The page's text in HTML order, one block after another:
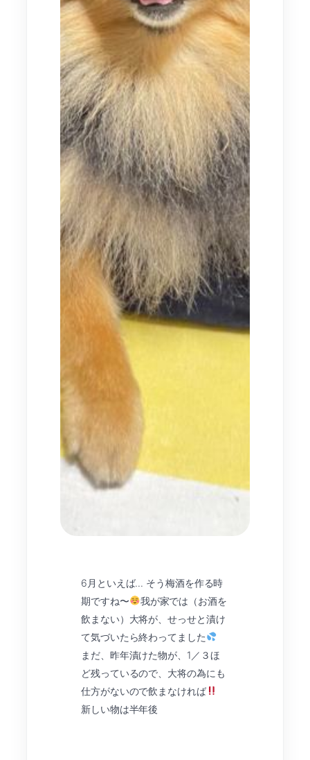
6月といえば… そう梅酒を作る時
期ですね〜
我が家では（お酒を
飲まない）大将が、せっせと漬け
て気づいたら終わってました
まだ、昨年漬けた物が、1／３ほ
ど残っているので、大将の為にも
仕方がないので飲まなければ
新しい物は半年後